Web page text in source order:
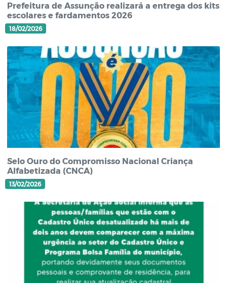
Prefeitura de Assunção realizará a entrega dos kits
escolares e fardamentos 2026
18/02/2026
Selo Ouro do Compromisso Nacional Criança
Alfabetizada (CNCA)
13/02/2026